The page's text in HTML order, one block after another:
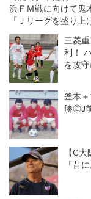
浜ＦＭ戦に向けて鬼
「Ｊリーグを盛り上
いる人に喜んでもら
をしたい」
三菱
利！
を攻
釜本
勝◎J
【C
「昔